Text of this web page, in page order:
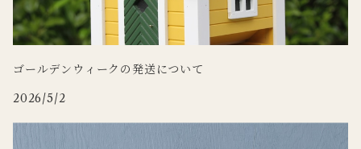
ゴールデンウィークの発送について
2026/5/2